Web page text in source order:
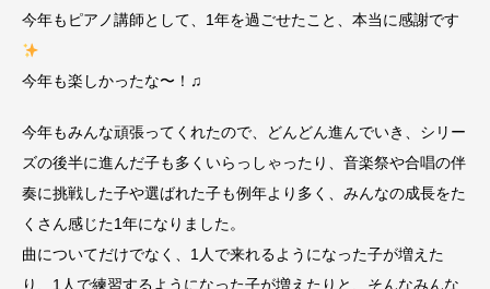
今年もピアノ講師として、1年を過ごせたこと、本当に感謝です
今年も楽しかったな〜！♫
今年もみんな頑張ってくれたので、どんどん進んでいき、シリー
ズの後半に進んだ子も多くいらっしゃったり、音楽祭や合唱の伴
奏に挑戦した子や選ばれた子も例年より多く、みんなの成長をた
くさん感じた1年になりました。
曲についてだけでなく、1人で来れるようになった子が増えた
り、1人で練習するようになった子が増えたりと、そんなみんな